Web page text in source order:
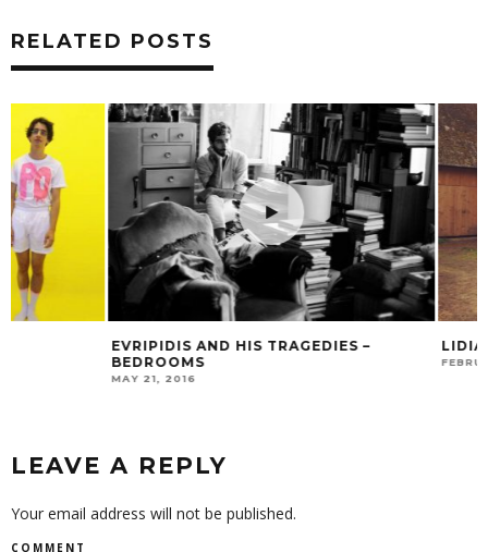
RELATED POSTS
EVRIPIDIS AND HIS TRAGEDIES –
LIDIA DAMUNT –
FEBRUARY 24, 2017
LEAVE A REPLY
Your email address will not be published.
COMMENT